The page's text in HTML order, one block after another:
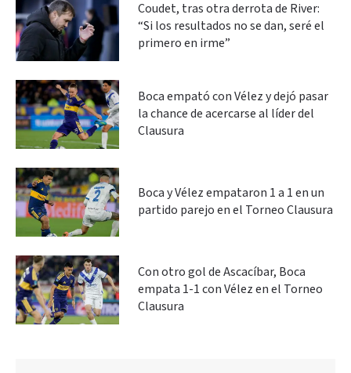
Coudet, tras otra derrota de River:
“Si los resultados no se dan, seré el
primero en irme”
Boca empató con Vélez y dejó pasar
la chance de acercarse al líder del
Clausura
Boca y Vélez empataron 1 a 1 en un
partido parejo en el Torneo Clausura
Con otro gol de Ascacíbar, Boca
empata 1-1 con Vélez en el Torneo
Clausura